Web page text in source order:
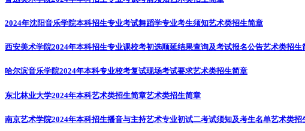
2024年沈阳音乐学院本科招生专业考试舞蹈学专业考生须知艺术类招生简章
西安美术学院2024年本科招生专业课校考初选顺延结果查询及考试报名公告艺术类招生
哈尔滨音乐学院2024年本科专业校考复试现场考试要求艺术类招生简章
东北林业大学2024年本科艺术类招生简章艺术类招生简章
南京艺术学院2024年本科招生播音与主持艺术专业初试二考试须知及考生名单艺术类招